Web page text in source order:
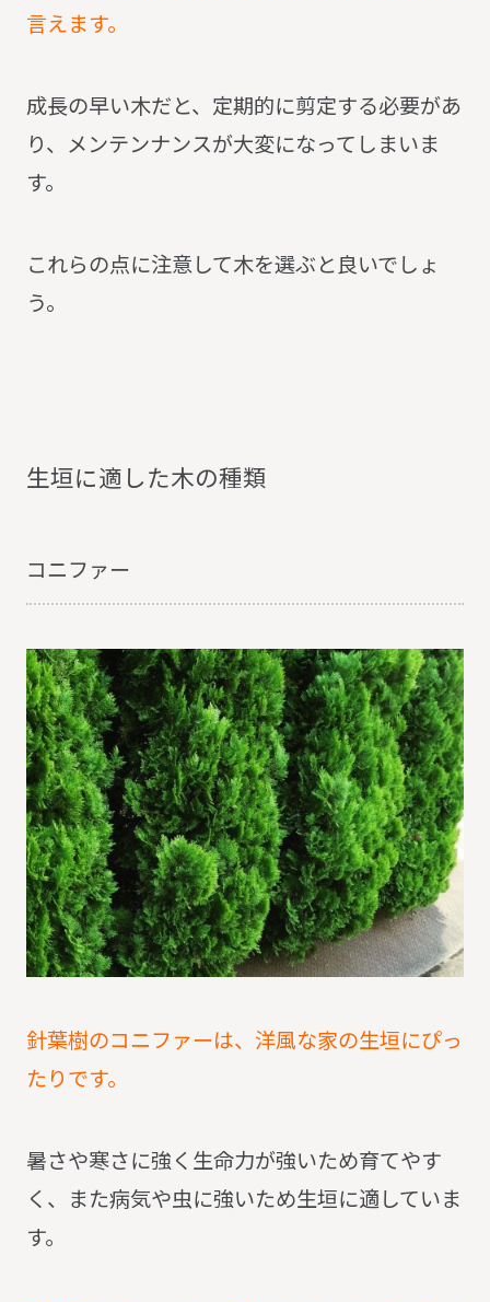
言えます。
成長の早い木だと、定期的に剪定する必要があ
り、メンテンナンスが大変になってしまいま
す。
これらの点に注意して木を選ぶと良いでしょ
う。
生垣に適した木の種類
コニファー
針葉樹のコニファーは、洋風な家の生垣にぴっ
たりです。
暑さや寒さに強く生命力が強いため育てやす
く、また病気や虫に強いため生垣に適していま
す。